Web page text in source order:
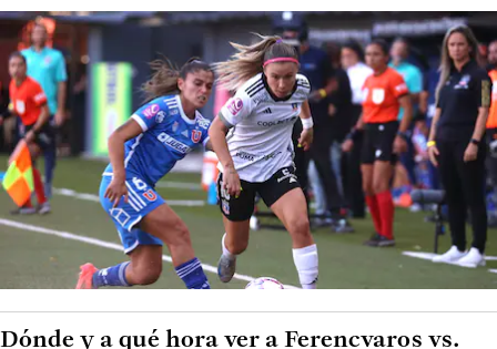
Dónde y a qué hora ver a Ferencvaros vs.